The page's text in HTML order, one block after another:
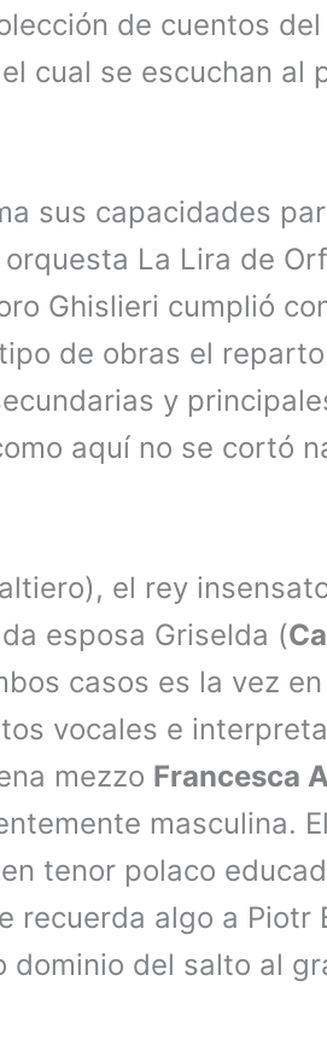
de cuentos del
cual se escuchan al
sus capacidades
La Lira de
Ghislieri cumplió
de obras el
y
aquí no se cortó
el rey
esposa Griselda (
casos es la vez
vocales e
mezzo Francesca
masculina.
tenor polaco
recuerda algo a Piotr
dominio del salto al